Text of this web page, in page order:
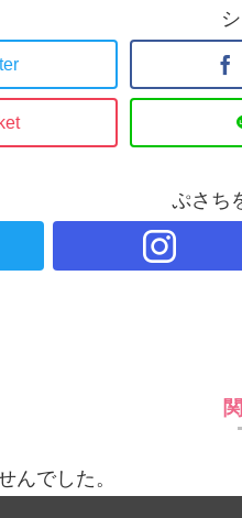
ぷさち
んでした。